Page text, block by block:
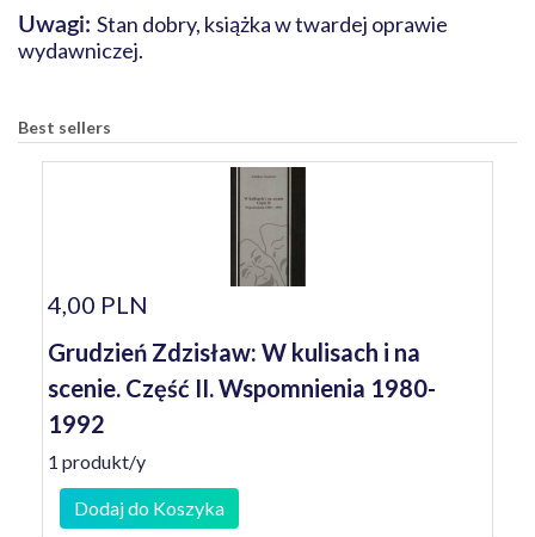
Uwagi: Stan dobry, książka w twardej oprawie
wydawniczej.
Best sellers
4,00 PLN
Grudzień Zdzisław: W kulisach i na
scenie. Część II. Wspomnienia 1980-
1992
1 produkt/y
Dodaj do Koszyka